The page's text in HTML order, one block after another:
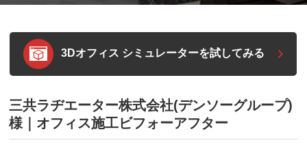
3Dオフィス シミュレーターを試してみる
三共ラヂエーター株式会社(デンソーグループ)
様｜オフィス施工ビフォーアフター